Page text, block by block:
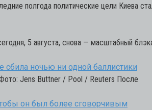
полгода политические цели Киева
5 августа, снова — масштабный
ночью ни одной баллистики
Jens Buttner / Pool / Reuters После
он был более сговорчивым